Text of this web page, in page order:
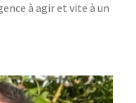
à agir et vite à un